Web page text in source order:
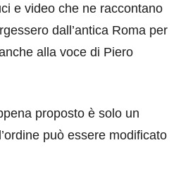
e video che ne raccontano
dall’antica Roma per
alla voce di Piero
proposto è solo un
può essere modificato